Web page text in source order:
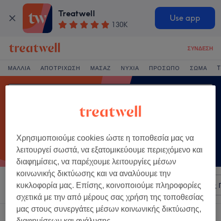
Treatwell
130K
Use app
ΣΎΝΔΕΣΗ
ΜΑΛΛΙΆ ΑΠΟΤΡΊΧΩΣΗ ΜΑΣΆΖ ΝΎΧΙΑ ΠΡΌΣΩΠΟ ΣΏΜΑ
Ταξινόμηση κατά Οποιαδήποτε τιμή Σαλόνια Άμεσες
Ένα κατάστημα που προσφέρει:
Χρησιμοποιούμε cookies ώστε η τοποθεσία μας να
λειτουργεί σωστά, να εξατομικεύουμε περιεχόμενο και
διαφημίσεις, να παρέχουμε λειτουργίες μέσων
κοινωνικής δικτύωσης και να αναλύουμε την
κυκλοφορία μας. Επίσης, κοινοποιούμε πληροφορίες
σχετικά με την από μέρους σας χρήση της τοποθεσίας
μας στους συνεργάτες μέσων κοινωνικής δικτύωσης,